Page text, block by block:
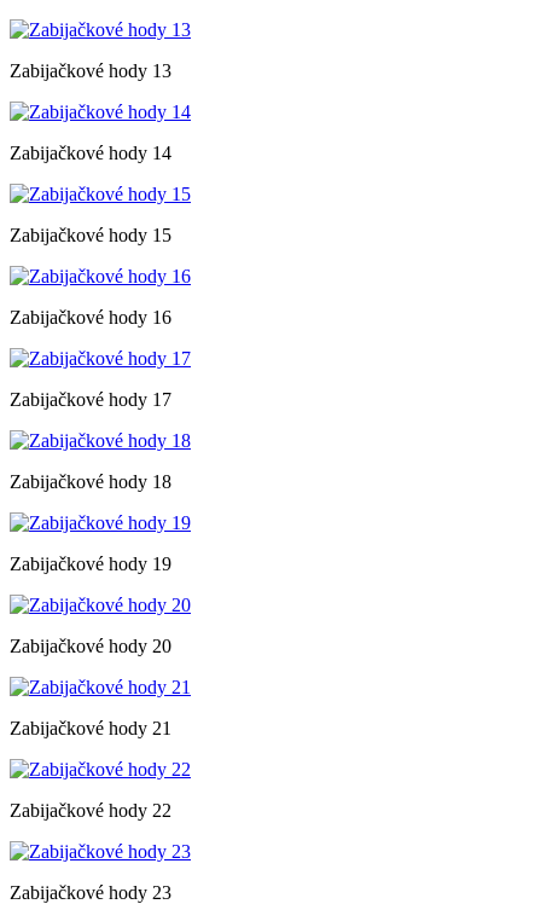
Zabijačkové hody 13
Zabijačkové hody 14
Zabijačkové hody 15
Zabijačkové hody 16
Zabijačkové hody 17
Zabijačkové hody 18
Zabijačkové hody 19
Zabijačkové hody 20
Zabijačkové hody 21
Zabijačkové hody 22
Zabijačkové hody 23